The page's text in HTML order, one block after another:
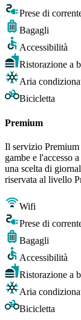
Prese di
Bagagli
Accessibilità
Ristorazione a
Aria
Bicicletta
Premium
Il servizio
gambe e l'accesso
una scelta di
riservata al livello
Wifi
Prese di
Bagagli
Accessibilità
Ristorazione a
Aria
Bicicletta